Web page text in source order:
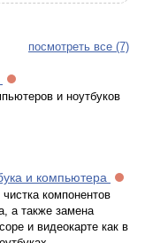
посмотреть все (7)
и ноутбуков
и компьютера
компонентов
а также замена
и видеокарте как в